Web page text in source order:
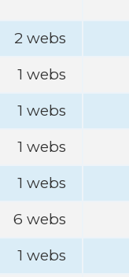
2 webs
1 webs
1 webs
1 webs
1 webs
6 webs
1 webs